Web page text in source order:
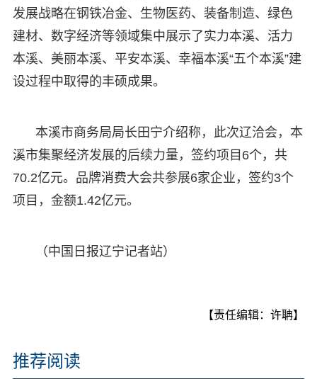
发展战略在钢铁冶金、生物医药、装备制造、绿色
建材、数字经济等领域集中展示了实力本溪、活力
本溪、美丽本溪、平安本溪、幸福本溪“五个本溪”建
设过程中取得的丰硕成果。
本溪市商务局局长田宁介绍称，此次辽洽会，本
溪市集聚经济发展的后续力量，签约项目6个，共
70.2亿元。品牌消费大会共参展6家企业，签约3个
项目，金额1.42亿元。
（中国日报辽宁记者站）
【责任编辑：许聃】
推荐阅读